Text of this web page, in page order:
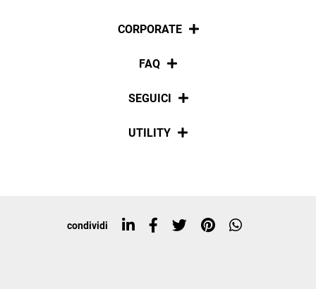
CORPORATE
Chi siamo
FAQ
Pagamenti
SEGUICI
Social
UTILITY
Top ricerche
condividi